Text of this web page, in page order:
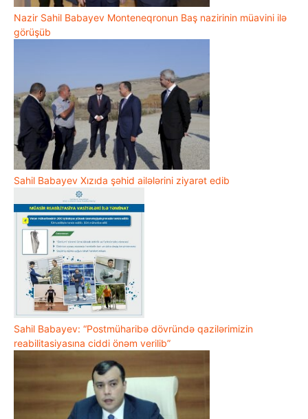
Nazir Sahil Babayev Monteneqronun Baş nazirinin müavini ilə
görüşüb
Sahil Babayev Xızıda şəhid ailələrini ziyarət edib
Sahil Babayev: “Postmüharibə dövründə qazilərimizin
reabilitasiyasına ciddi önəm verilib”